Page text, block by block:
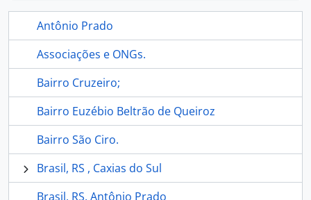
Antônio Prado
Associações e ONGs.
Bairro Cruzeiro;
Bairro Euzébio Beltrão de Queiroz
Bairro São Ciro.
Brasil, RS , Caxias do Sul
Brasil, RS, Antônio Prado